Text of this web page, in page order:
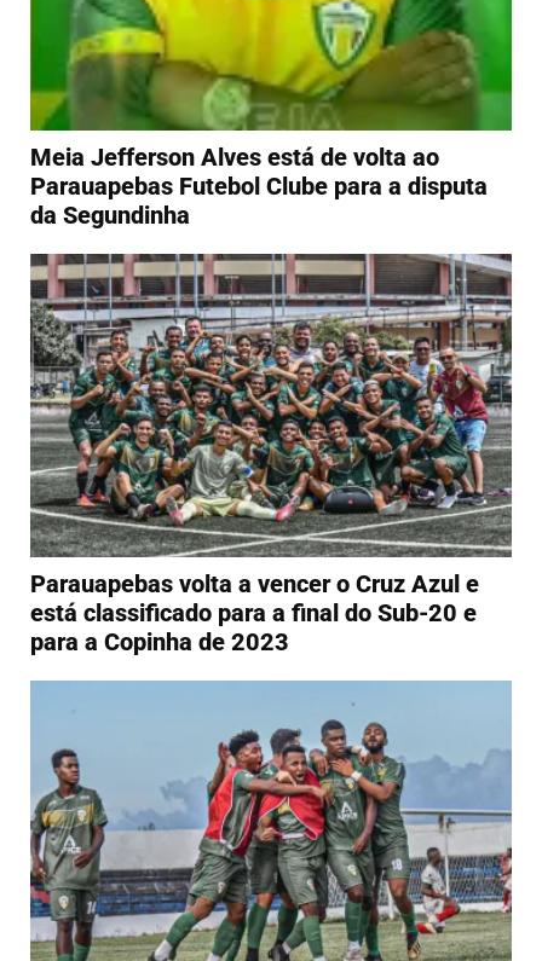
Meia Jefferson Alves está de volta ao
Parauapebas Futebol Clube para a disputa
da Segundinha
Parauapebas volta a vencer o Cruz Azul e
está classificado para a final do Sub-20 e
para a Copinha de 2023